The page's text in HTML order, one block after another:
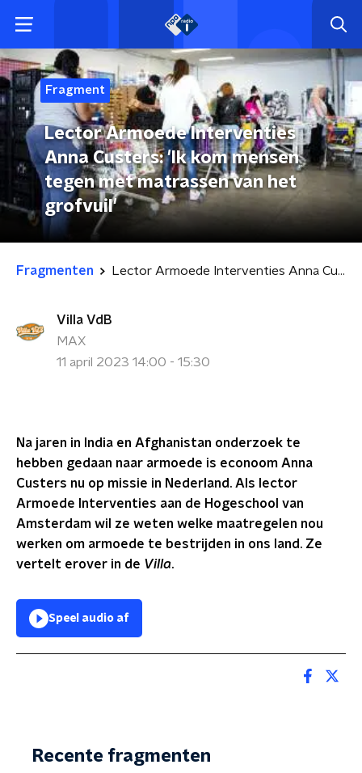
Fragment
Lector Armoede Interventies
Anna Custers: 'Ik kom mensen
tegen met matrassen van het
grofvuil'
Fragmenten Lector Armoede Interventies Anna Custers: 'Ik kom mensen tegen met matrassen van het grofvuil'
Villa VdB
MAX
11 april 2023 14:00 - 15:30
Na jaren in India en Afghanistan onderzoek te
hebben gedaan naar armoede is econoom Anna
Custers nu op missie in Nederland. Als lector
Armoede Interventies aan de Hogeschool van
Amsterdam wil ze weten welke maatregelen nou
werken om armoede te bestrijden in ons land. Ze
vertelt erover in de Villa.
Speel audio af
Recente fragmenten